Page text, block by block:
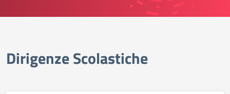
elenco degli organi
Dirigenze Scolastiche